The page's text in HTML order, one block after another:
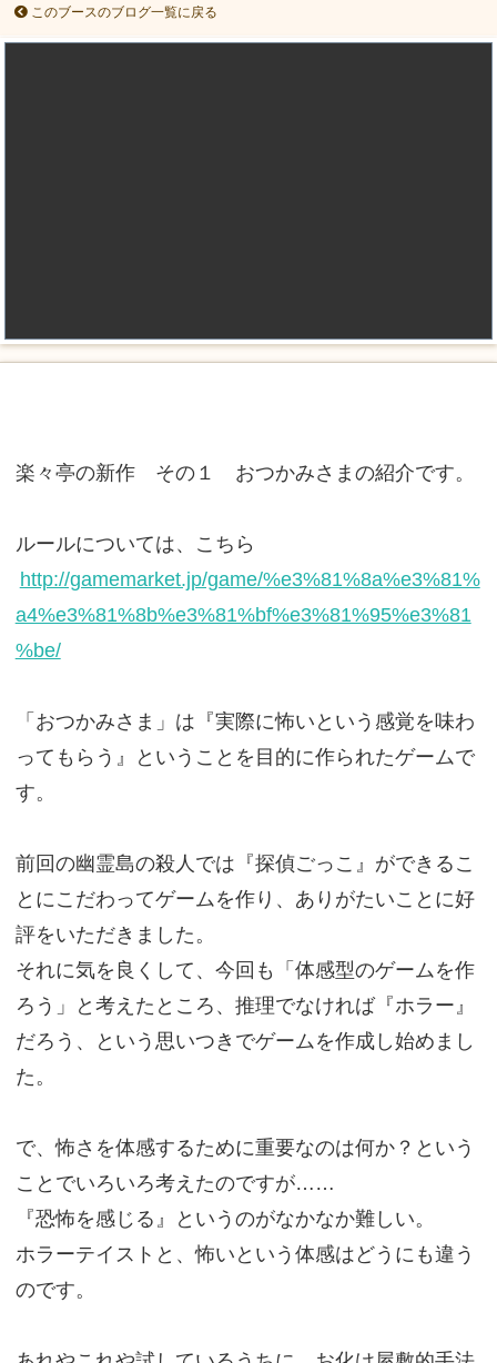
このブースのブログ一覧に戻る
楽々亭の新作 その１ おつかみさまの紹介です。
ルールについては、こちら
http://gamemarket.jp/game/%e3%81%8a%e3%81%
a4%e3%81%8b%e3%81%bf%e3%81%95%e3%81
%be/
「おつかみさま」は『実際に怖いという感覚を味わ
ってもらう』ということを目的に作られたゲームで
す。
前回の幽霊島の殺人では『探偵ごっこ』ができるこ
とにこだわってゲームを作り、ありがたいことに好
評をいただきました。
それに気を良くして、今回も「体感型のゲームを作
ろう」と考えたところ、推理でなければ『ホラー』
だろう、という思いつきでゲームを作成し始めまし
た。
で、怖さを体感するために重要なのは何か？という
ことでいろいろ考えたのですが……
『恐怖を感じる』というのがなかなか難しい。
ホラーテイストと、怖いという体感はどうにも違う
のです。